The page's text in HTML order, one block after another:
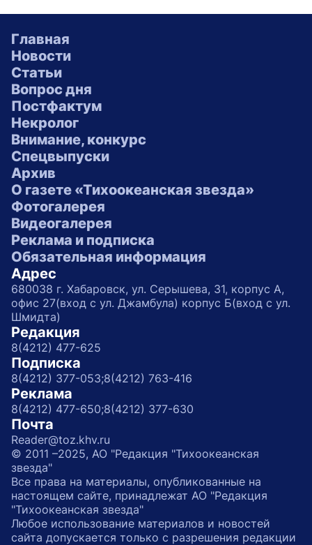
Главная
Новости
Статьи
Вопрос дня
Постфактум
Некролог
Внимание, конкурс
Спецвыпуски
Архив
О газете «Тихоокеанская звезда»
Фотогалерея
Видеогалерея
Реклама и подписка
Обязательная информация
Адрес
680038 г. Хабаровск, ул. Серышева, 31, корпус А,
офис 27(вход с ул. Джамбула) корпус Б(вход с ул.
Шмидта)
Редакция
8(4212) 477-625
Подписка
8(4212) 377-053;8(4212) 763-416
Реклама
8(4212) 477-650;8(4212) 377-630
Почта
Reader@toz.khv.ru
© 2011 –2025, АО "Редакция "Тихоокеанская
звезда"
Все права на материалы, опубликованные на
настоящем сайте, принадлежат АО "Редакция
"Тихоокеанская звезда"
Любое использование материалов и новостей
сайта допускается только с разрешения редакции